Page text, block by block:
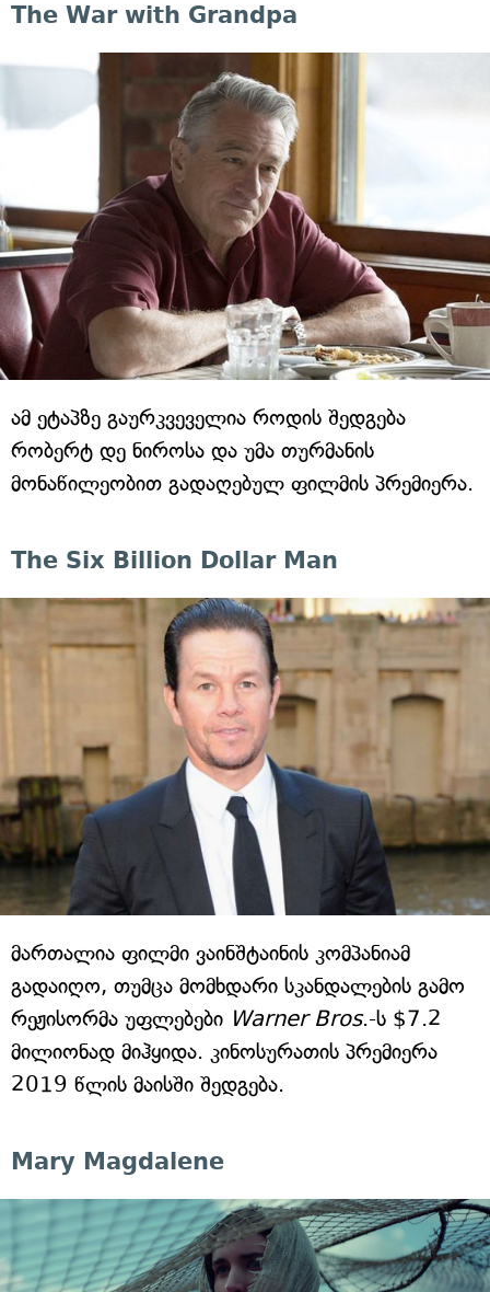
The War with Grandpa
ამ ეტაპზე გაურკვეველია როდის შედგება
რობერტ დე ნიროსა და უმა თურმანის
მონაწილეობით გადაღებულ ფილმის პრემიერა.
The Six Billion Dollar Man
მართალია ფილმი ვაინშტაინის კომპანიამ
გადაიღო, თუმცა მომხდარი სკანდალების გამო
რეჟისორმა უფლებები Warner Bros.-ს $7.2
მილიონად მიჰყიდა. კინოსურათის პრემიერა
2019 წლის მაისში შედგება.
Mary Magdalene